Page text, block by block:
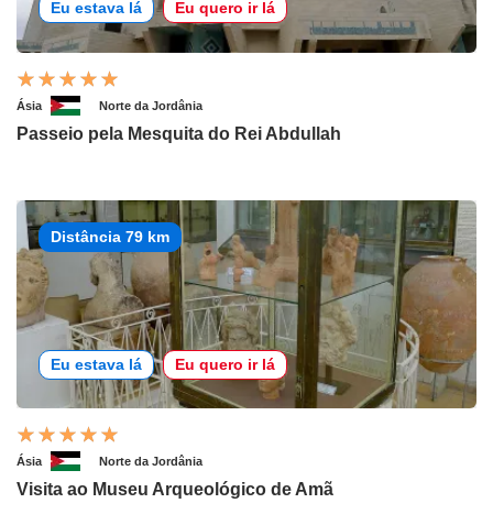
Eu estava lá Eu quero ir lá
Ásia Norte da Jordânia
Passeio pela Mesquita do Rei Abdullah
Distância 79 km
Eu estava lá Eu quero ir lá
Ásia Norte da Jordânia
Visita ao Museu Arqueológico de Amã